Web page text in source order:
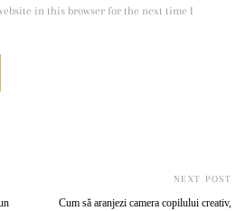
in this browser for the next time I
NEXT POST
Cum să aranjezi camera copilului creativ,